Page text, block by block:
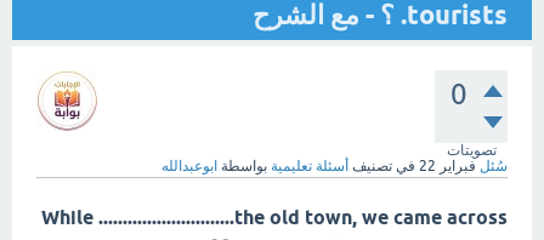
tourists. ؟ - مع الشرح
0
تصويتات
سُئل فبراير 22 في تصنيف أسئلة تعليمية بواسطة ابوعبدالله
While ............................the old town, we came across